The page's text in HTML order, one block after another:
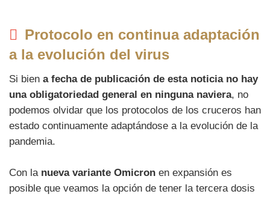
Protocolo en continua adaptación
a la evolución del virus
Si bien a fecha de publicación de esta noticia no hay
una obligatoriedad general en ninguna naviera, no
podemos olvidar que los protocolos de los cruceros han
estado continuamente adaptándose a la evolución de la
pandemia.
Con la nueva variante Omicron en expansión es
posible que veamos la opción de tener la tercera dosis